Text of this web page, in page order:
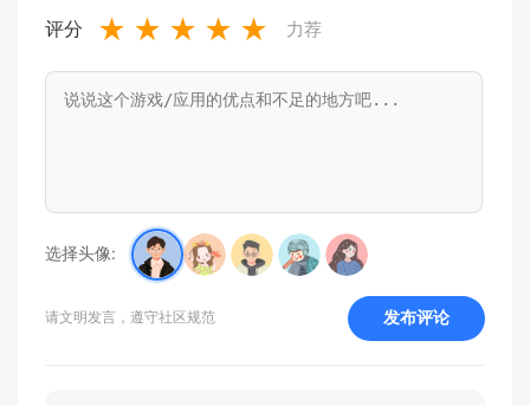
评分 ★ ★ ★ ★ ★ 力荐
选择头像:
请文明发言，遵守社区规范 发布评论